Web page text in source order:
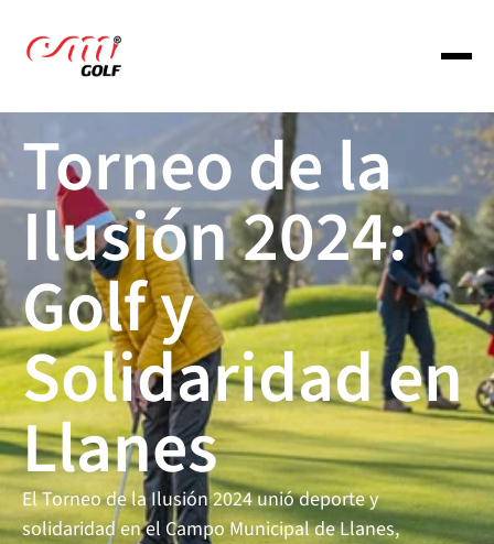
Torneo de la
Ilusión 2024:
Golf y
Solidaridad en
Llanes
El Torneo de la Ilusión 2024 unió deporte y
solidaridad en el Campo Municipal de Llanes,
About us
Services
Portfolio
Portfolio
Portfolio
Circuito Heineken